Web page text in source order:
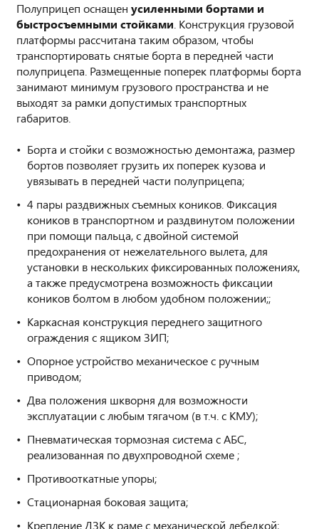
Полуприцеп оснащен усиленными бортами и
быстросъемными стойками . Конструкция грузовой
платформы рассчитана таким образом, чтобы
транспортировать снятые борта в передней части
полуприцепа. Размещенные поперек платформы борта
занимают минимум грузового пространства и не
выходят за рамки допустимых транспортных
габаритов.
Борта и стойки с возможностью демонтажа, размер
бортов позволяет грузить их поперек кузова и
увязывать в передней части полуприцепа;
4 пары раздвижных съемных коников. Фиксация
коников в транспортном и раздвинутом положении
при помощи пальца, с двойной системой
предохранения от нежелательного вылета, для
установки в нескольких фиксированных положениях,
а также предусмотрена возможность фиксации
коников болтом в любом удобном положении;;
Каркасная конструкция переднего защитного
ограждения с ящиком ЗИП;
Опорное устройство механическое с ручным
приводом;
Два положения шкворня для возможности
эксплуатации с любым тягачом (в т.ч. с КМУ);
Пневматическая тормозная система с АБС,
реализованная по двухпроводной схеме ;
Противооткатные упоры;
Стационарная боковая защита;
Крепление ДЗК к раме с механической лебедкой;